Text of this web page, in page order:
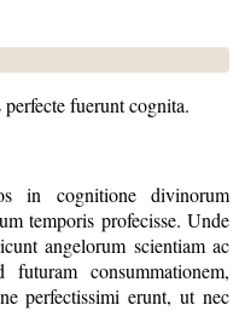
fuerunt cognita.
in cognitione divinorum
temporis profecisse. Unde
angelorum scientiam ac
consummationem,
perfectissimi erunt, ut nec